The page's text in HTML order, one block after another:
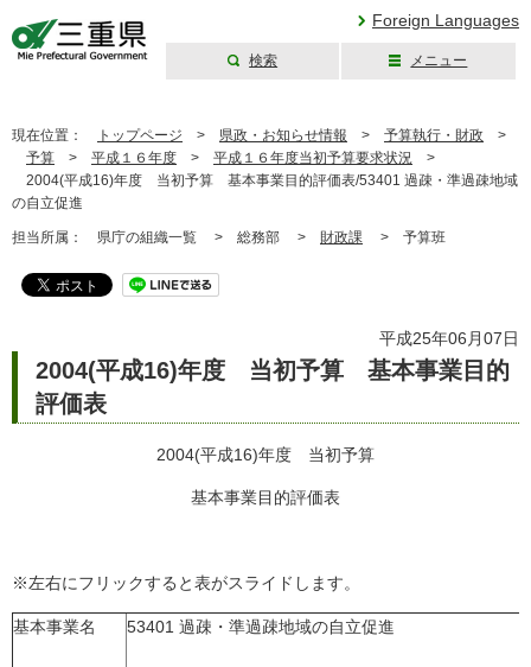
Foreign Languages
検索 メニュー
現在位置： トップページ > 県政・お知らせ情報 > 予算執行・財政 >
予算 > 平成１６年度 > 平成１６年度当初予算要求状況 >
2004(平成16)年度 当初予算 基本事業目的評価表/53401 過疎・準過疎地域
の自立促進
担当所属： 県庁の組織一覧 > 総務部 > 財政課 > 予算班
平成25年06月07日
2004(平成16)年度 当初予算 基本事業目的
評価表
2004(平成16)年度 当初予算
基本事業目的評価表
※左右にフリックすると表がスライドします。
基本事業名 53401 過疎・準過疎地域の自立促進